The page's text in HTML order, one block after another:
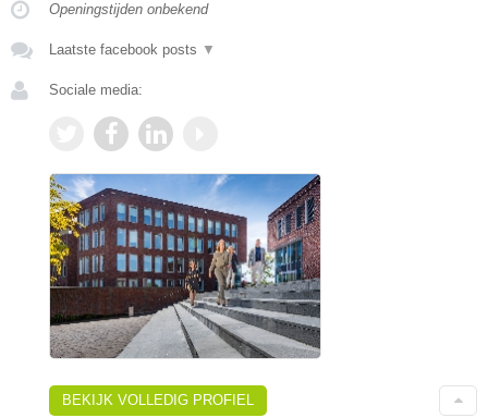
Openingstijden onbekend
Laatste facebook posts ▼
Sociale media:
BEKIJK VOLLEDIG PROFIEL